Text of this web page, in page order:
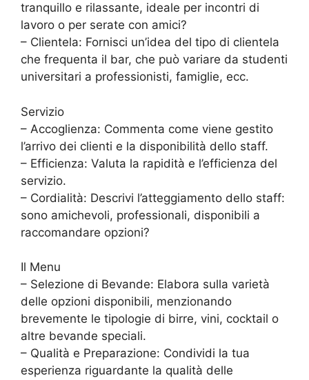
tranquillo e rilassante, ideale per incontri di
lavoro o per serate con amici?
– Clientela: Fornisci un’idea del tipo di clientela
che frequenta il bar, che può variare da studenti
universitari a professionisti, famiglie, ecc.
Servizio
– Accoglienza: Commenta come viene gestito
l’arrivo dei clienti e la disponibilità dello staff.
– Efficienza: Valuta la rapidità e l’efficienza del
servizio.
– Cordialità: Descrivi l’atteggiamento dello staff:
sono amichevoli, professionali, disponibili a
raccomandare opzioni?
Il Menu
– Selezione di Bevande: Elabora sulla varietà
delle opzioni disponibili, menzionando
brevemente le tipologie di birre, vini, cocktail o
altre bevande speciali.
– Qualità e Preparazione: Condividi la tua
esperienza riguardante la qualità delle